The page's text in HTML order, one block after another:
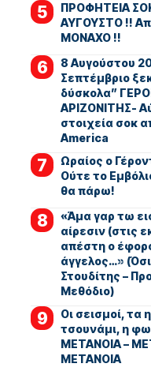
ΠΡΟΦΗΤΕΙΑ
ΑΥΓΟΥΣΤΟ !!
ΜΟΝΑΧΟ !!
8 Αυγούστου
Σεπτέμβριο
δύσκολα”
ΑΡΙΖΟΝΙΤΗΣ-
στοιχεία σοκ
America
Ωραίος ο
Ούτε το
θα πάρω!
«Άμα γαρ τω
αίρεσιν (στις
απέστη ο
άγγελος…»
Στουδίτης –
Μεθόδιο)
Οι σεισμοί, τα
τσουνάμι, η
ΜΕΤΑΝΟΙΑ –
ΜΕΤΑΝΟΙΑ